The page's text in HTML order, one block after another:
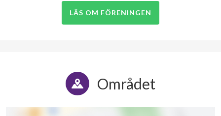
LÄS OM FÖRENINGEN
Området